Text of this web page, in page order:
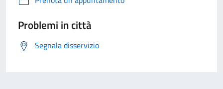
Problemi in città
Segnala disservizio